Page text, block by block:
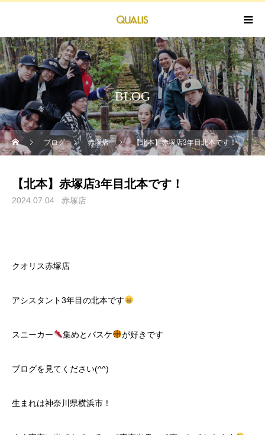
BLOG
ブログ 赤塚店 【北本】赤塚店3年目北本です！
【北本】赤塚店3年目北本です！
2024.07.04 赤塚店
クオリス赤塚店
アシスタント3年目の北本です
スニーカー 集めとバスケ が好きです
ブログを見てください(^^)
生まれは神奈川県横浜市！